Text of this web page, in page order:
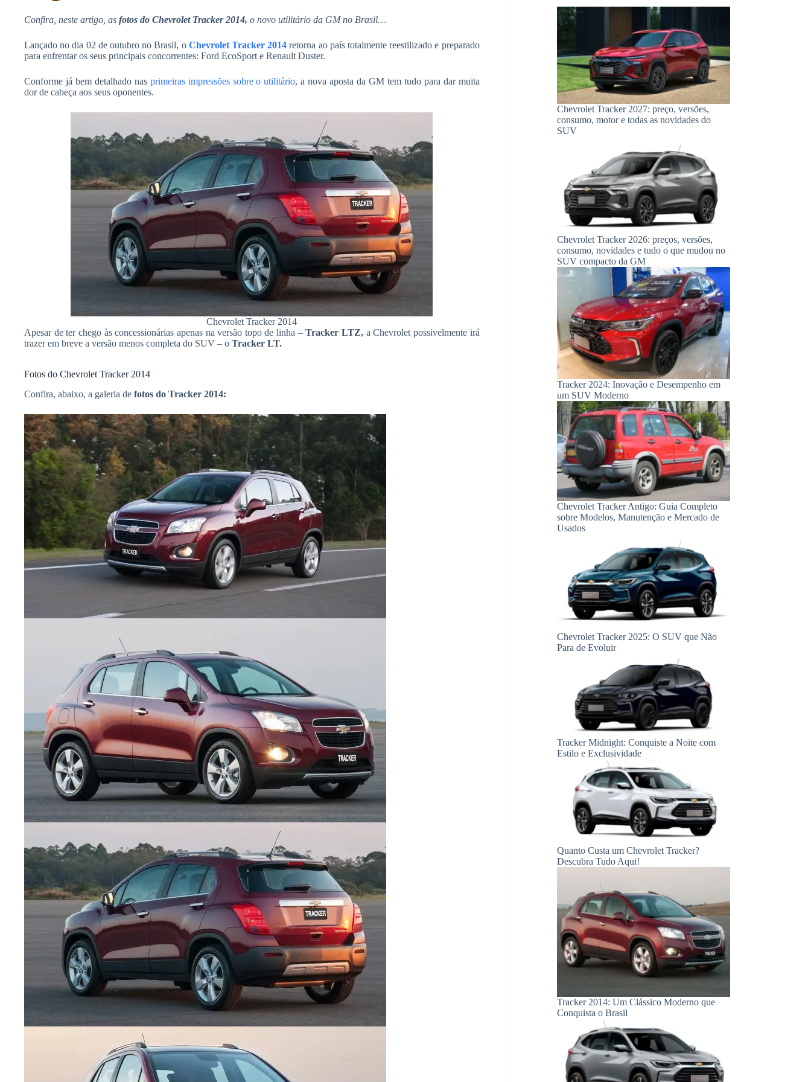
Confira, neste artigo, as fotos do Chevrolet Tracker 2014, o novo utilitário da GM no Brasil…
Lançado no dia 02 de outubro no Brasil, o Chevrolet Tracker 2014 retorna ao país totalmente reestilizado e preparado
para enfrentar os seus principais concorrentes: Ford EcoSport e Renault Duster.
Conforme já bem detalhado nas primeiras impressões sobre o utilitário, a nova aposta da GM tem tudo para dar muita
dor de cabeça aos seus oponentes.
Chevrolet Tracker 2014
Apesar de ter chego às concessionárias apenas na versão topo de linha –Tracker LTZ, a Chevrolet possivelmente irá
trazer em breve a versão menos completa do SUV – o Tracker LT.
Fotos do Chevrolet Tracker 2014
Confira, abaixo, a galeria de fotos do Tracker 2014:
Chevrolet Tracker 2027: preço, versões,
consumo, motor e todas as novidades do
SUV
Chevrolet Tracker 2026: preços, versões,
consumo, novidades e tudo o que mudou no
SUV compacto da GM
Tracker 2024: Inovação e Desempenho em
um SUV Moderno
Chevrolet Tracker Antigo: Guia Completo
sobre Modelos, Manutenção e Mercado de
Usados
Chevrolet Tracker 2025: O SUV que Não
Para de Evoluir
Tracker Midnight: Conquiste a Noite com
Estilo e Exclusividade
Quanto Custa um Chevrolet Tracker?
Descubra Tudo Aqui!
Tracker 2014: Um Clássico Moderno que
Conquista o Brasil